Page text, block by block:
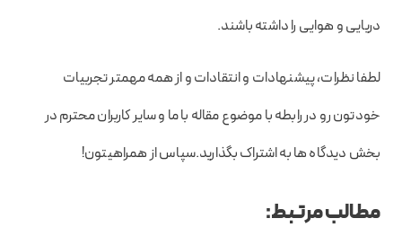
دریایی و هوایی را داشته باشند.
لطفا نظرات، پیشنهادات و انتقادات و از همه مهمتر تجربیات
خودتون رو در رابطه با موضوع مقاله با ما و سایر کاربران محترم در
بخش دیدگاه ها به اشتراک بگذارید.سپاس از همراهیتون!
مطالب مرتبط: